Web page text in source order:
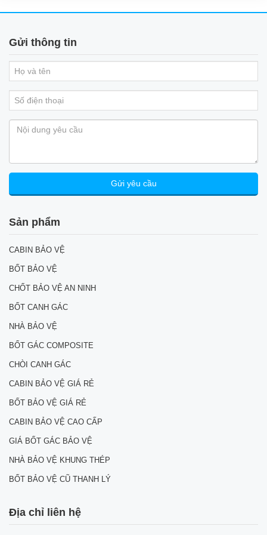
Gửi thông tin
Sản phẩm
CABIN BẢO VỆ
BỐT BẢO VỆ
CHỐT BẢO VỆ AN NINH
BỐT CANH GÁC
NHÀ BẢO VỆ
BỐT GÁC COMPOSITE
CHÒI CANH GÁC
CABIN BẢO VỆ GIÁ RẺ
BỐT BẢO VỆ GIÁ RẺ
CABIN BẢO VỆ CAO CẤP
GIÁ BỐT GÁC BẢO VỆ
NHÀ BẢO VỆ KHUNG THÉP
BỐT BẢO VỆ CŨ THANH LÝ
Địa chỉ liên hệ